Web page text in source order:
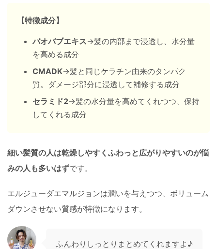
【特徴成分】
バオバブエキス→髪の内部まで浸透し、水分量
を高める成分
CMADK→髪と同じケラチン由来のタンパク
質。ダメージ部分に浸透して補修する成分
セラミド2→髪の水分量を高めてくれつつ、保持
してくれる成分
細い髪質の人は乾燥しやすくふわっと広がりやすいのが悩
みの人も多いはずです。
エルジューダエマルジョンは潤いを与えつつ、ボリューム
ダウンさせない質感が特徴になります。
ふんわりしっとりまとめてくれますよ♪